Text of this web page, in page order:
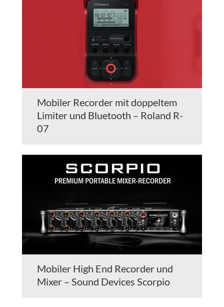
Mobiler Recorder mit doppeltem
Limiter und Bluetooth – Roland R-
07
Mobiler High End Recorder und
Mixer – Sound Devices Scorpio